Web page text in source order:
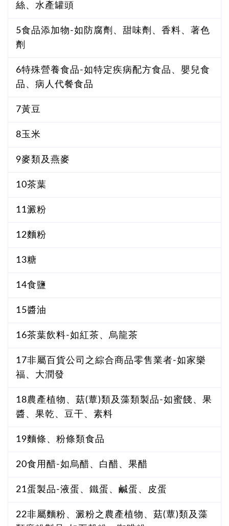
絲、水產罐頭
5食品添加物-如防腐劑、甜味劑、香料、著色
劑
6特殊營養食品-如特定疾病配方食品、嬰兒食
品、病人代餐食品
7黃豆
8玉米
9麥類及燕麥
10茶葉
11澱粉
12麵粉
13糖
14食鹽
15醬油
16茶葉飲料-如紅茶、烏龍茶
17非屬百貨公司之綜合商品零售業者-如家樂
福、大潤發
18農產植物、菇(蕈)類及藻類製品-如蜜餞、果
醬、果乾、豆干、素料
19麵條、粉條類食品
20食用醋-如烏醋、白醋、果醋
21蛋製品-液蛋、鐵蛋、鹹蛋、皮蛋
22非屬麵粉、澱粉之農產植物、菇(蕈)類及藻